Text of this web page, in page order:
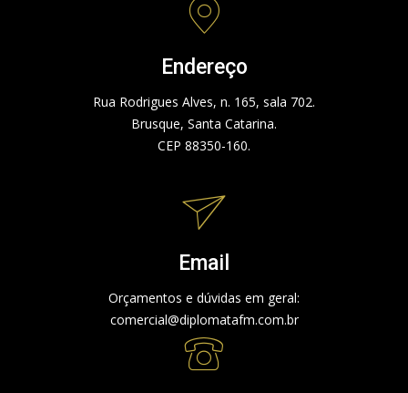
Endereço
Rua Rodrigues Alves, n. 165, sala 702.
Brusque, Santa Catarina.
CEP 88350-160.
Email
Orçamentos e dúvidas em geral:
comercial@diplomatafm.com.br